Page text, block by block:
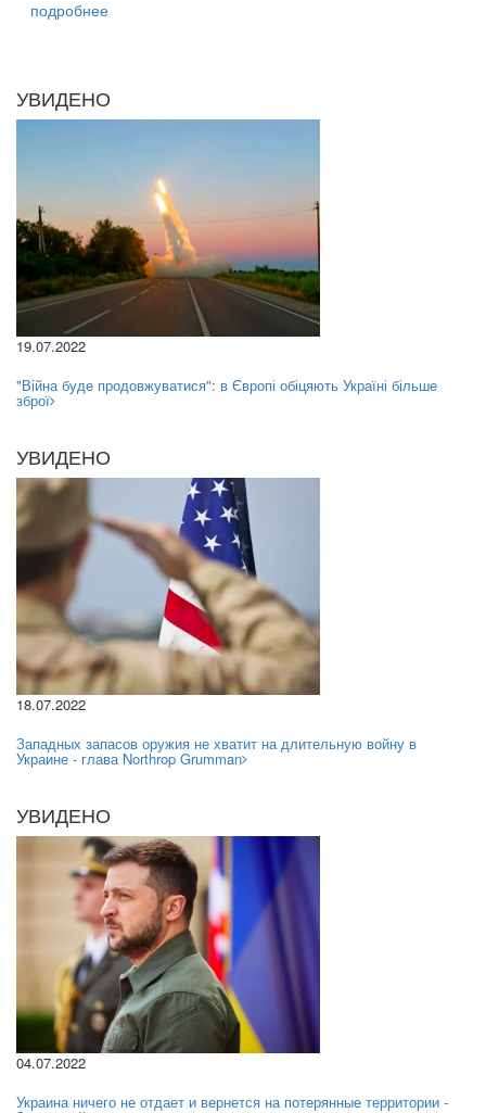
подробнее
УВИДЕНО
19.07.2022
"Війна буде продовжуватися": в Європі обіцяють Україні більше
зброї
УВИДЕНО
18.07.2022
Западных запасов оружия не хватит на длительную войну в
Украине - глава Northrop Grumman
УВИДЕНО
04.07.2022
Украина ничего не отдает и вернется на потерянные территории -